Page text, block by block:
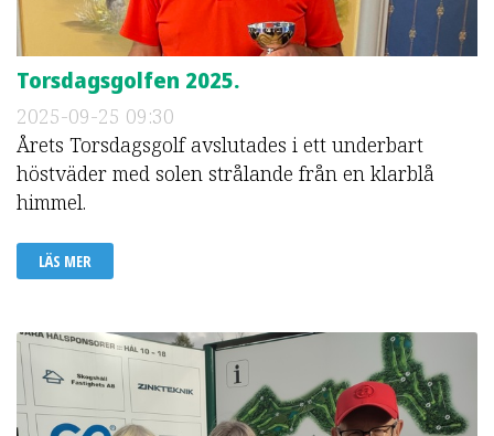
Torsdagsgolfen 2025.
2025-09-25 09:30
Årets Torsdagsgolf avslutades i ett underbart
höstväder med solen strålande från en klarblå
himmel.
LÄS MER